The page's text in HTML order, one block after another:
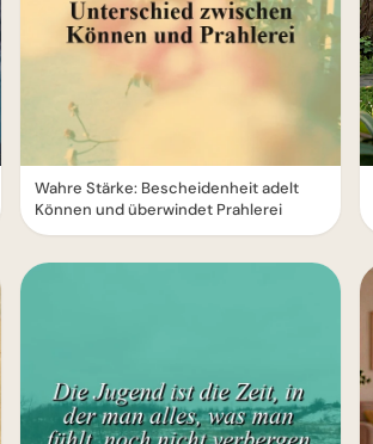
Wahre Stärke: Bescheidenheit adelt
Können und überwindet Prahlerei